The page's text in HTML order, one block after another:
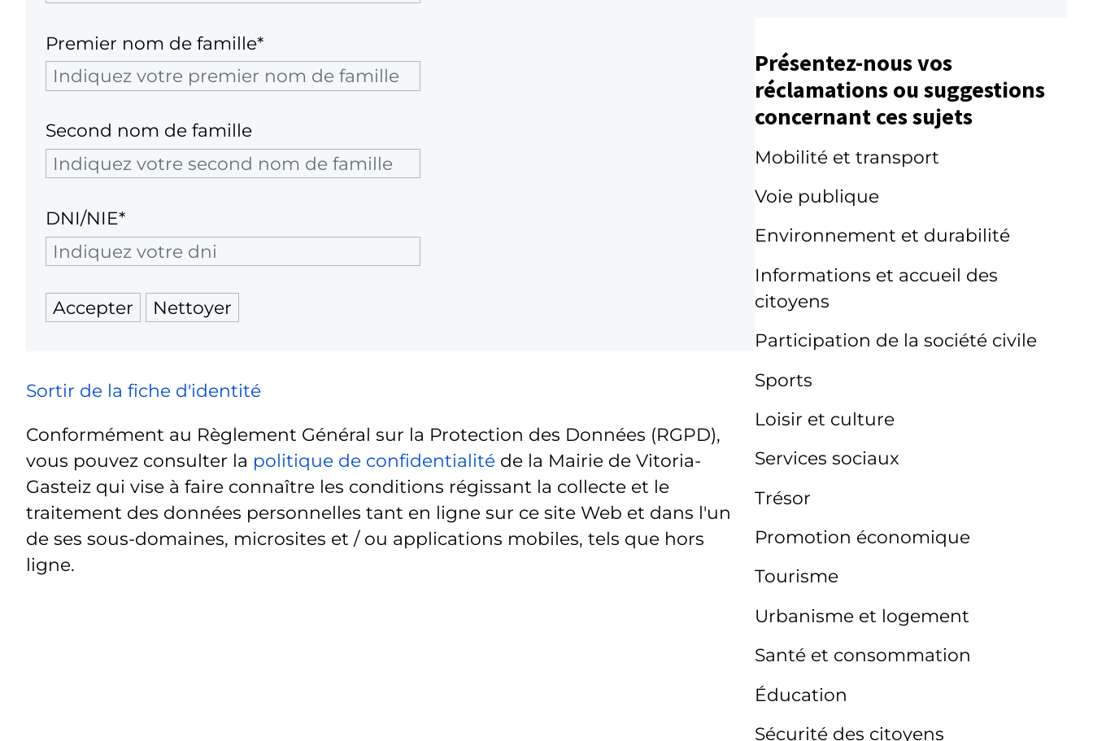
Premier nom de famille*
Second nom de famille
DNI/NIE*
Sortir de la fiche d'identité
Conformément au Règlement Général sur la Protection des Données (RGPD),
vous pouvez consulter la politique de confidentialité de la Mairie de Vitoria-
Gasteiz qui vise à faire connaître les conditions régissant la collecte et le
traitement des données personnelles tant en ligne sur ce site Web et dans l'un
de ses sous-domaines, microsites et / ou applications mobiles, tels que hors
ligne.
Présentez-nous vos
réclamations ou suggestions
concernant ces sujets
Mobilité et transport
Voie publique
Environnement et durabilité
Informations et accueil des
citoyens
Participation de la société civile
Sports
Loisir et culture
Services sociaux
Trésor
Promotion économique
Tourisme
Urbanisme et logement
Santé et consommation
Éducation
Sécurité des citoyens